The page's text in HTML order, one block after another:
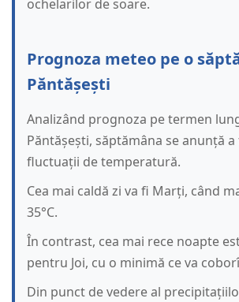
ochelarilor de soare.
Prognoza meteo pe o
Păntășești
Analizând prognoza pe termen
Păntășești, săptămâna se anunță
fluctuații de temperatură.
Cea mai caldă zi va fi Marți, când
35°C.
În contrast, cea mai rece noapte
pentru Joi, cu o minimă ce va
Din punct de vedere al